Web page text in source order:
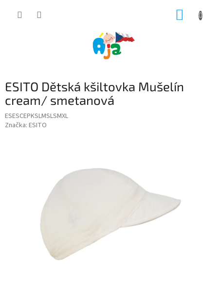
ESITO Dětská kšiltovka Mušelín
cream/ smetanová
ESESCEPKSLMSLSMXL
Značka: ESITO